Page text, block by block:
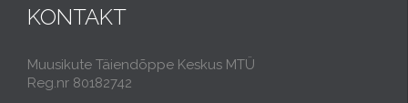
KONTAKT
Muusikute Täiendõppe Keskus MTÜ
Reg.nr 80182742